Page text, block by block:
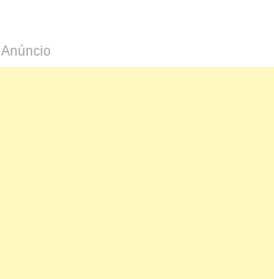
Anúncio